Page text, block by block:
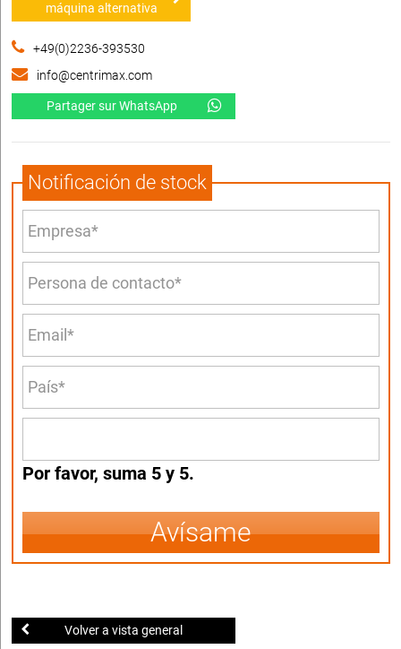
máquina alternativa
+49(0)2236-393530
info@centrimax.com
Partager sur WhatsApp
Notificación de stock
Por favor, suma 5 y 5.
Avísame
Volver a vista general